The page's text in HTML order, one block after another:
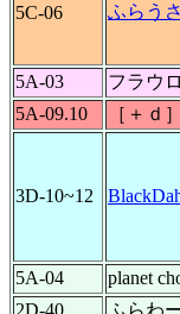
5C-06 ふらう
5A-03 フラウ
5A-09.10
［＋ｄ］
3D-10~12
5A-04 planet
2D-40
ふらわ